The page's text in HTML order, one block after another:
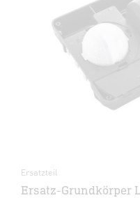
Ersatzteil
Ersatz-Grundkörper